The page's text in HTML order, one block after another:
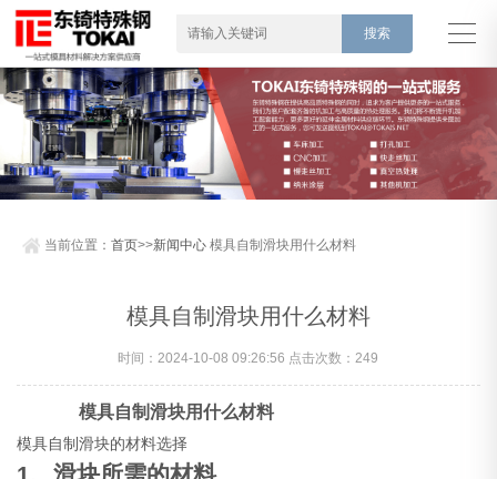
当前位置：首页>>新闻中心 模具自制滑块用什么材料
模具自制滑块用什么材料
时间：2024-10-08 09:26:56 点击次数：249
模具自制滑块用什么材料
模具自制滑块的材料选择